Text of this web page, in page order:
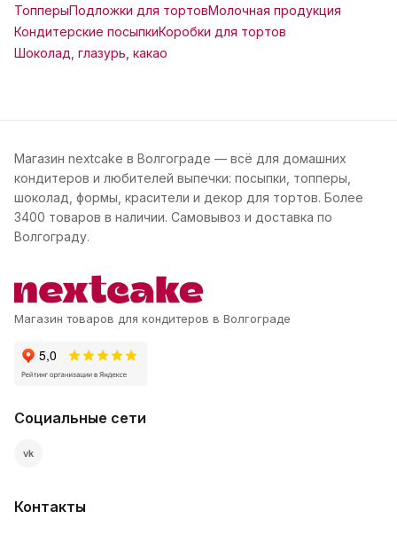
ТопперыПодложки для тортовМолочная продукция
Кондитерские посыпкиКоробки для тортов
Шоколад, глазурь, какао
Магазин nextcake в Волгограде — всё для домашних
кондитеров и любителей выпечки: посыпки, топперы,
шоколад, формы, красители и декор для тортов. Более
3400 товаров в наличии. Самовывоз и доставка по
Волгограду.
Магазин товаров для кондитеров в Волгограде
Социальные сети
vk
Контакты